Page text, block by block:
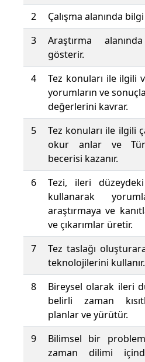
2
Çalışma alanında
3
Araştırma
gösterir.
4
Tez konuları ile ilgili
yorumların ve
değerlerini kavrar.
5
Tez konuları ile ilgili
okur anlar ve
becerisi kazanır.
6
Tezi, ileri
kullanarak
araştırmaya ve
ve çıkarımlar üretir.
7
Tez taslağı
teknolojilerini kullanır.
8
Bireysel olarak ileri
belirli zaman
planlar ve yürütür.
9
Bilimsel bir
zaman dilimi